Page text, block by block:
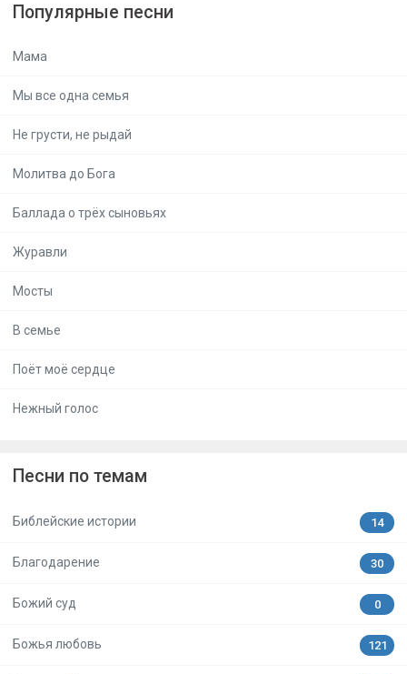
Популярные песни
Мама
Мы все одна семья
Не грусти, не рыдай
Молитва до Бога
Баллада о трёх сыновьях
Журавли
Мосты
В семье
Поёт моё сердце
Нежный голос
Песни по темам
Библейские истории 14
Благодарение 30
Божий суд 0
Божья любовь 121